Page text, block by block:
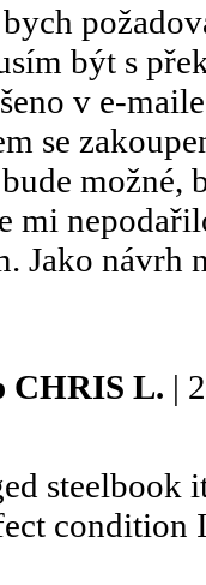
být s
v e-
se
možné,
mi
Jako návrh
CHRIS L. |
steelbook